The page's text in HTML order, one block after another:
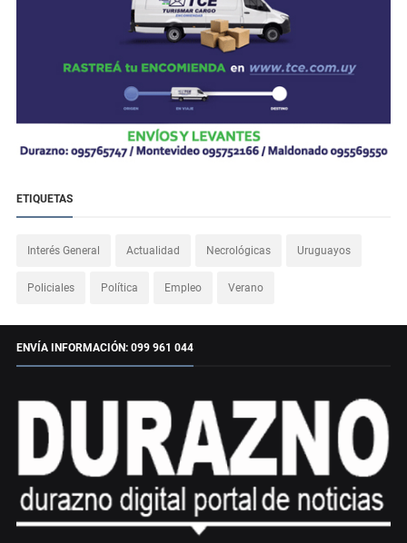
ETIQUETAS
Interés General Actualidad Necrológicas Uruguayos
Policiales Política Empleo Verano
ENVÍA INFORMACIÓN: 099 961 044